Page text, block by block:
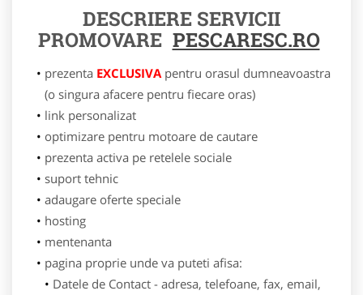
DESCRIERE SERVICII
PROMOVARE PESCARESC.RO
prezenta EXCLUSIVApentru orasul dumneavoastra
(o singura afacere pentru fiecare oras)
link personalizat
optimizare pentru motoare de cautare
prezenta activa pe retelele sociale
suport tehnic
adaugare oferte speciale
hosting
mentenanta
pagina proprie unde va puteti afisa:
Datele de Contact - adresa, telefoane, fax, email,